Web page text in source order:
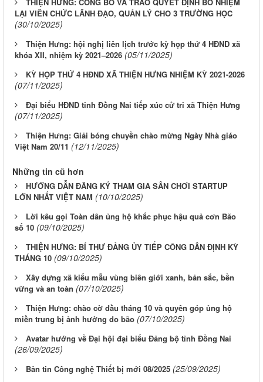
LẠI VIÊN CHỨC LÃNH ĐẠO, QUẢN LÝ CHO 3 TRƯỜNG HỌC
(30/10/2025)
Thiện Hưng: hội nghị liên lịch trước kỳ họp thứ 4 HĐND xã
khóa XII, nhiệm kỳ 2021–2026 (05/11/2025)
KỲ HỌP THỨ 4 HĐND XÃ THIỆN HƯNG NHIỆM KỲ 2021-2026
(07/11/2025)
Đại biểu HĐND tỉnh Đồng Nai tiếp xúc cử tri xã Thiện Hưng
(07/11/2025)
Thiện Hưng: Giải bóng chuyền chào mừng Ngày Nhà giáo
Việt Nam 20/11 (12/11/2025)
Những tin cũ hơn
HƯỚNG DẪN ĐĂNG KÝ THAM GIA SÂN CHƠI STARTUP
LỚN NHẤT VIỆT NAM (10/10/2025)
Lời kêu gọi Toàn dân ủng hộ khắc phục hậu quả cơn Bão
số 10 (09/10/2025)
THIỆN HƯNG: BÍ THƯ ĐẢNG ỦY TIẾP CÔNG DÂN ĐỊNH KỲ
THÁNG 10 (09/10/2025)
Xây dựng xã kiểu mẫu vùng biên giới xanh, bản sắc, bền
vững và an toàn (07/10/2025)
Thiện Hưng: chào cờ đầu tháng 10 và quyên góp ủng hộ
miền trung bị ảnh hưởng do bão (07/10/2025)
Avatar hướng về Đại hội đại biểu Đảng bộ tỉnh Đồng Nai
(26/09/2025)
Bản tin Công nghệ Thiết bị mới 08/2025 (25/09/2025)